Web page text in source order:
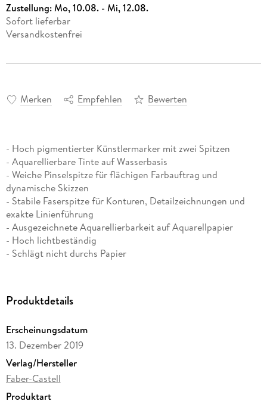
Zustellung:Mo, 10.08. - Mi, 12.08.
Sofort lieferbar
Versandkostenfrei
Merken Empfehlen Bewerten
- Hoch pigmentierter Künstlermarker mit zwei Spitzen
- Aquarellierbare Tinte auf Wasserbasis
- Weiche Pinselspitze für flächigen Farbauftrag und
dynamische Skizzen
- Stabile Faserspitze für Konturen, Detailzeichnungen und
exakte Linienführung
- Ausgezeichnete Aquarellierbarkeit auf Aquarellpapier
- Hoch lichtbeständig
- Schlägt nicht durchs Papier
Aquarellmalerei: Ein absolut hochwertiges Zeichengerät, das
Aquarellieren unterstützt. Die Tinte auf Wasserbasis ist
immer einsatzbereit und zudem hervorragend mit Wasser
vermalbar. Die Vielseitigkeit dieses Markers überzeugt vor
allem auf Reisen. Wer gerne unterwegs Eindrücke festhält,
wird begeistert zu diesem Stift greifen.
Produktdetails
Erscheinungsdatum
13. Dezember 2019
Verlag/Hersteller
Faber-Castell
Produktart